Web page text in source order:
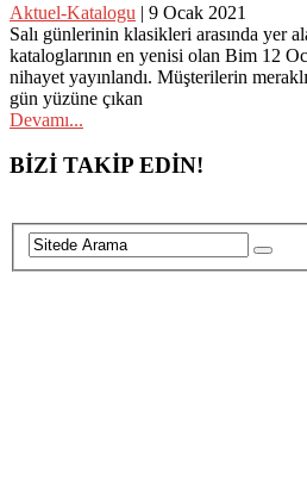
Aktuel-Katalogu | 9 Ocak 2021
Salı günlerinin klasikleri arasında yer
kataloglarının en yenisi olan Bim 12
nihayet yayınlandı. Müşterilerin
gün yüzüne çıkan
Devamı...
Posts
navigation
BİZİ TAKİP EDİN!